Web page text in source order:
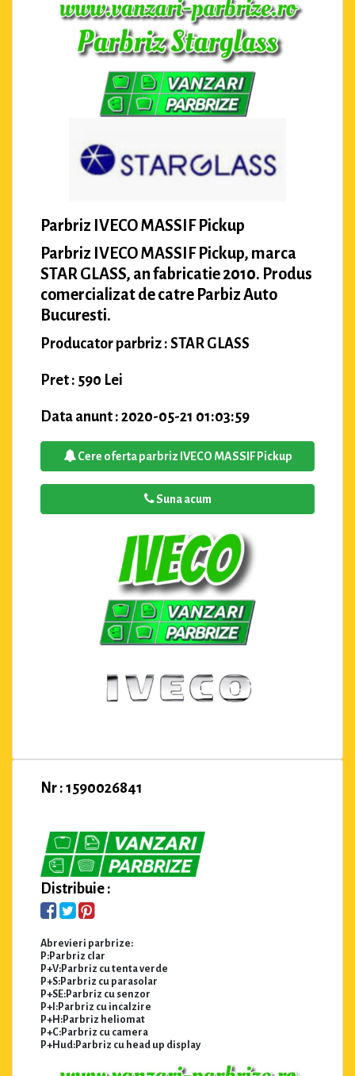
Parbriz IVECO MASSIF Pickup
Parbriz IVECO MASSIF Pickup, marca
STAR GLASS, an fabricatie 2010. Produs
comercializat de catre Parbiz Auto
Bucuresti.
Producator parbriz : STAR GLASS
Pret : 590 Lei
Data anunt : 2020-05-21 01:03:59
Cere oferta parbriz IVECO MASSIF Pickup
Suna acum
Nr : 1590026841
Distribuie :
Abrevieri parbrize:
P:Parbriz clar
P+V:Parbriz cu tenta verde
P+S:Parbriz cu parasolar
P+SE:Parbriz cu senzor
P+I:Parbriz cu incalzire
P+H:Parbriz heliomat
P+C:Parbriz cu camera
P+Hud:Parbriz cu head up display